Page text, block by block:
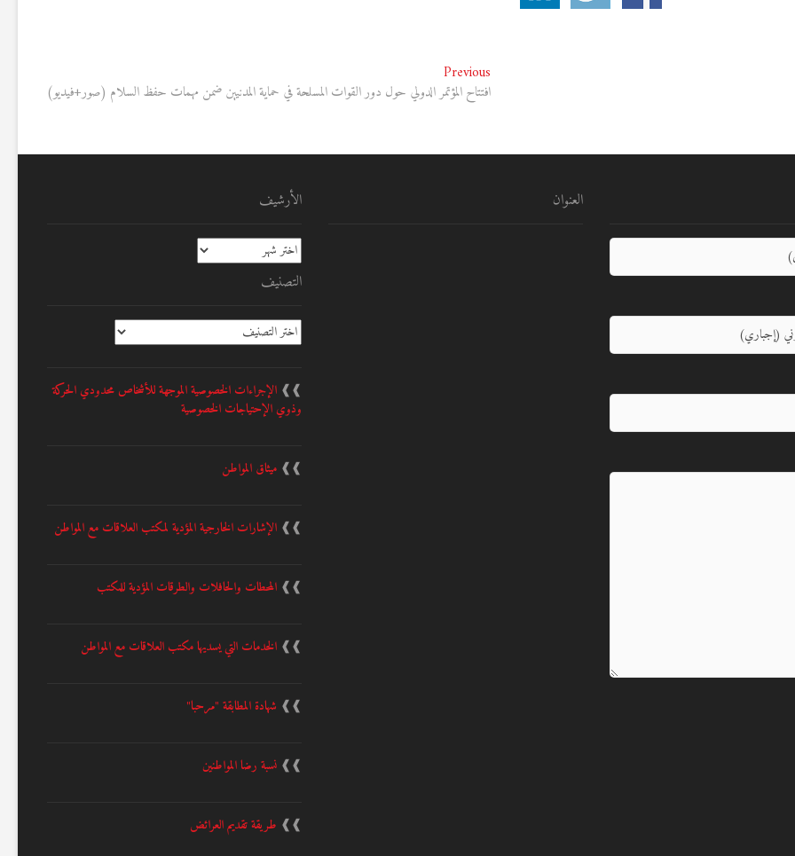
Previous
Previous
post:
افتتاح المؤتمر الدولي حول دور القوات المسلحة في حماية المدنيين ضمن مهمات حفظ السلام (صور+فيديو)
العنوان الأرشيف
الأرشيف
التصنيف
التصنيف
❱❱الإجراءات الخصوصية الموجهة للأشخاص محدودي الحركة
وذوي الإحتياجات الخصوصية
❱❱ميثاق المواطن
❱❱الإشارات الخارجية المؤدية لمكتب العلاقات مع المواطن
❱❱المحطات والحافلات والطرقات المؤدية للمكتب
❱❱الخدمات التي يسديها مكتب العلاقات مع المواطن
❱❱ شهادة المطابقة "مرحبا"
❱❱نسبة رضا المواطنين
❱❱ طريقة تقديم العرائض